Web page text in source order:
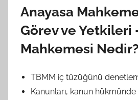
Anayasa
Görev ve Yetkileri
Mahkemesi Nedir?
TBMM iç tüzüğünü
Kanunları, kanun